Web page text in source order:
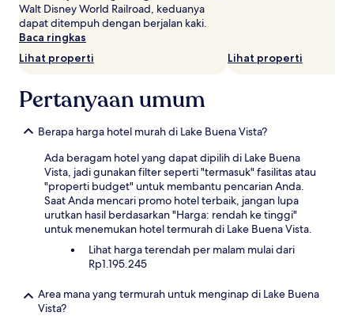
Walt Disney World Railroad, keduanya
dapat ditempuh dengan berjalan kaki.
Baca ringkas
Lihat properti
Lihat properti
Pertanyaan umum
Berapa harga hotel murah di Lake Buena Vista?
Ada beragam hotel yang dapat dipilih di Lake Buena
Vista, jadi gunakan filter seperti "termasuk" fasilitas atau
"properti budget" untuk membantu pencarian Anda.
Saat Anda mencari promo hotel terbaik, jangan lupa
urutkan hasil berdasarkan "Harga: rendah ke tinggi"
untuk menemukan hotel termurah di Lake Buena Vista.
Lihat harga terendah per malam mulai dari
Rp1.195.245
Area mana yang termurah untuk menginap di Lake Buena
Vista?